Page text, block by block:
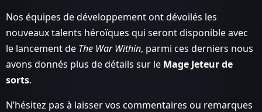
Nos équipes de développement ont dévoilés les
nouveaux talents héroïques qui seront disponible avec
le lancement de The War Within, parmi ces derniers nous
avons donnés plus de détails sur le Mage Jeteur de
sorts.
N’hésitez pas à laisser vos commentaires ou remarques